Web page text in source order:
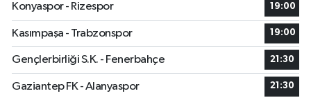
Konyaspor - Rizespor
19:00
Kasımpaşa - Trabzonspor 19:00
Gençlerbirliği S.K. - Fenerbahçe 21:30
Gaziantep FK - Alanyaspor 21:30